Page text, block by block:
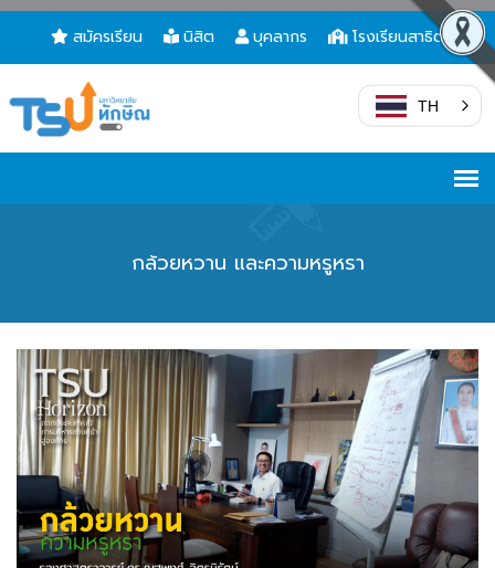
สมัครเรียน นิสิต บุคลากร โรงเรียนสาธิต
TH
กล้วยหวาน และความหรูหรา